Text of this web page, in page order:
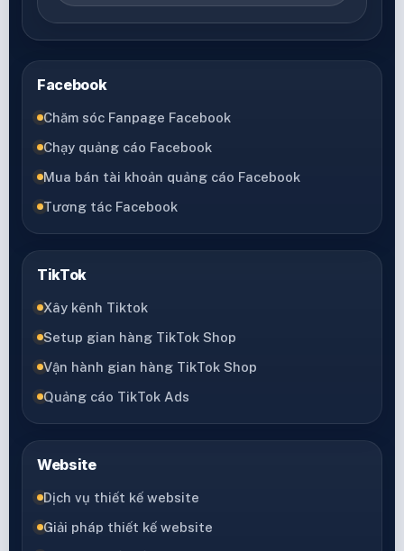
Facebook
Chăm sóc Fanpage Facebook
Chạy quảng cáo Facebook
Mua bán tài khoản quảng cáo Facebook
Tương tác Facebook
TikTok
Xây kênh Tiktok
Setup gian hàng TikTok Shop
Vận hành gian hàng TikTok Shop
Quảng cáo TikTok Ads
Website
Dịch vụ thiết kế website
Giải pháp thiết kế website